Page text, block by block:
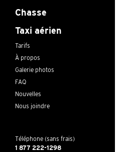
Chasse
Taxi aérien
Tarifs
À propos
Galerie photos
FAQ
Nouvelles
Nous joindre
Téléphone (sans frais)
1 877 222-1298